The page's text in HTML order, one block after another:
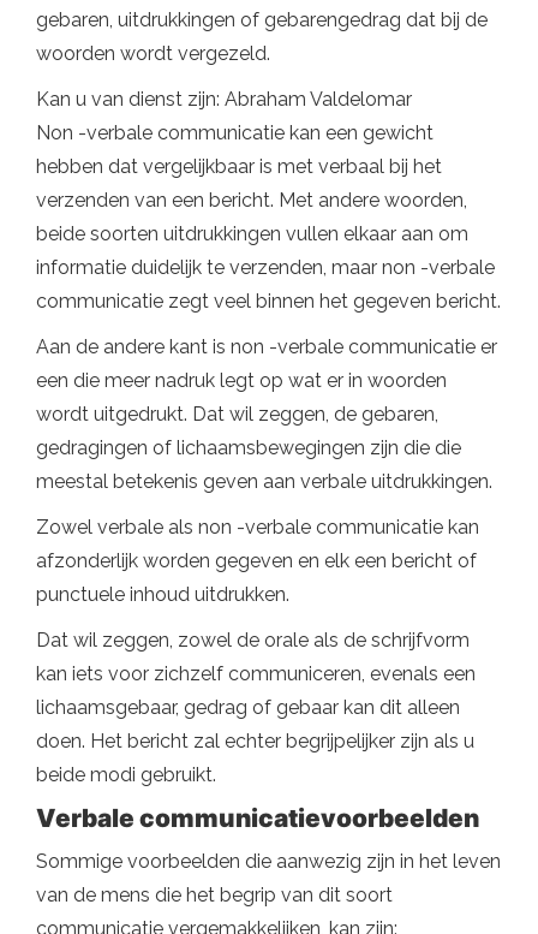
gebaren, uitdrukkingen of gebarengedrag dat bij de
woorden wordt vergezeld.
Kan u van dienst zijn: Abraham Valdelomar
Non -verbale communicatie kan een gewicht
hebben dat vergelijkbaar is met verbaal bij het
verzenden van een bericht. Met andere woorden,
beide soorten uitdrukkingen vullen elkaar aan om
informatie duidelijk te verzenden, maar non -verbale
communicatie zegt veel binnen het gegeven bericht.
Aan de andere kant is non -verbale communicatie er
een die meer nadruk legt op wat er in woorden
wordt uitgedrukt. Dat wil zeggen, de gebaren,
gedragingen of lichaamsbewegingen zijn die die
meestal betekenis geven aan verbale uitdrukkingen.
Zowel verbale als non -verbale communicatie kan
afzonderlijk worden gegeven en elk een bericht of
punctuele inhoud uitdrukken.
Dat wil zeggen, zowel de orale als de schrijfvorm
kan iets voor zichzelf communiceren, evenals een
lichaamsgebaar, gedrag of gebaar kan dit alleen
doen. Het bericht zal echter begrijpelijker zijn als u
beide modi gebruikt.
Verbale communicatievoorbeelden
Sommige voorbeelden die aanwezig zijn in het leven
van de mens die het begrip van dit soort
communicatie vergemakkelijken, kan zijn: